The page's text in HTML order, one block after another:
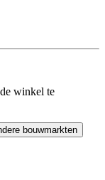
winkel te
bouwmarkten